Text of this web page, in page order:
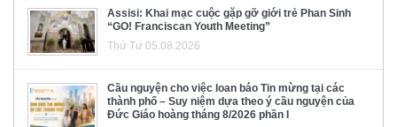
Assisi: Khai mạc cuộc gặp gỡ giới trẻ Phan Sinh
“GO! Franciscan Youth Meeting”
Thứ Tư 05.08.2026
Cầu nguyện cho việc loan báo Tin mừng tại các
thành phố – Suy niệm dựa theo ý cầu nguyện của
Đức Giáo hoàng tháng 8/2026 phần I